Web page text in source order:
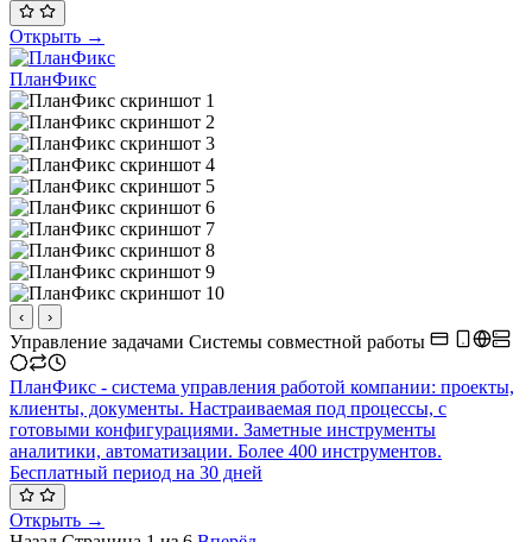
Открыть →
ПланФикс
‹ ›
Управление задачами Системы совместной работы
ПланФикс - система управления работой компании: проекты,
клиенты, документы. Настраиваемая под процессы, с
готовыми конфигурациями. Заметные инструменты
аналитики, автоматизации. Более 400 инструментов.
Бесплатный период на 30 дней
Открыть →